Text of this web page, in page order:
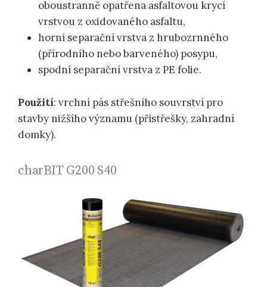
oboustranně opatřena asfaltovou krycí
vrstvou z oxidovaného asfaltu,
horní separační vrstva z hrubozrnného
(přírodního nebo barveného) posypu,
spodní separační vrstva z PE folie.
Použití: vrchní pás střešního souvrství pro
stavby nižšího významu (přístřešky, zahradní
domky).
charBIT G200 S40